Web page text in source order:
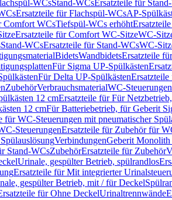
WCsStand-WCsErsatzteile für
Ersatzteile für Flachspül-WCsAP-
Comfort WCsTiefspül-WCs erhöht
Ersatzteile für Comfort WC-SitzeWC-
Stand-WCsErsatzteile für Stand-WCsWC-
BidetsWandbidetsErsatzteile
Für Sigma UP-Spülkästen
Für Delta UP-Spülkästen
ZubehörVerbrauchsmaterialWC-
12 cmErsatzteile für Für
12 cmFür Batteriebetrieb, für Geberit
für WC-Steuerungen mit pneumatischer
SteuerungenErsatzteile für Zubehör für
VerbindungenGeberit Monolith
Stand-WCsZubehörErsatzteile für Zubehör
Urinale, gespülter Betrieb, spülrandlos
Ersatzteile für Mit integrierter
gespülter Betrieb, mit / für Deckel
für Ohne DeckelUrinaltrennwände